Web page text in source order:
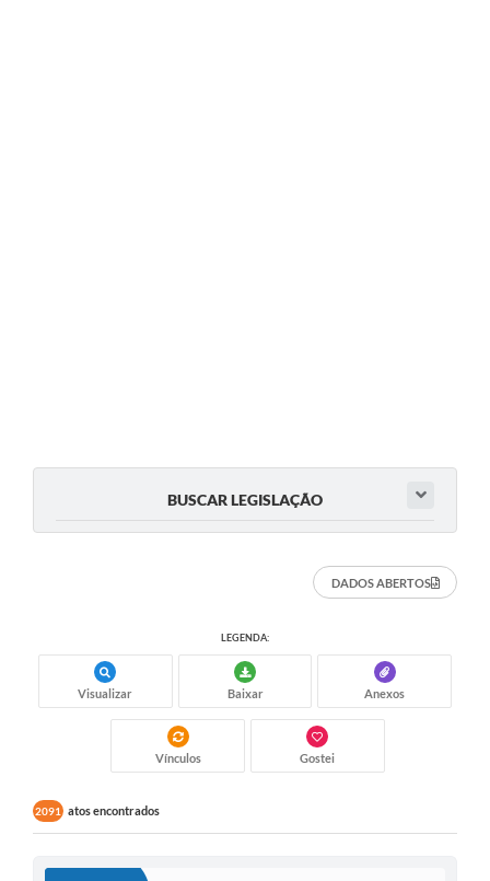
BUSCAR LEGISLAÇÃO
DADOS ABERTOS
LEGENDA:
Visualizar Baixar Anexos
Vínculos Gostei
2091 atos encontrados